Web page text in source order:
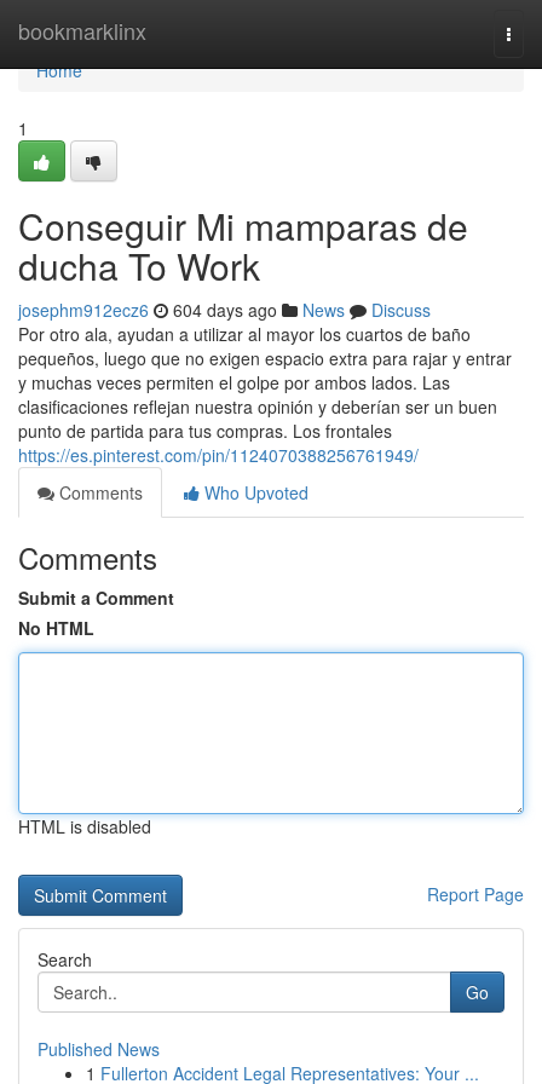
bookmarklinx
Home
Home
1
Conseguir Mi mamparas de
ducha To Work
josephm912ecz6 604 days ago News
Discuss
Por otro ala, ayudan a utilizar al mayor los cuartos de baño
pequeños, luego que no exigen espacio extra para rajar y entrar
y muchas veces permiten el golpe por ambos lados. Las
clasificaciones reflejan nuestra opinión y deberían ser un buen
punto de partida para tus compras. Los frontales
https://es.pinterest.com/pin/1124070388256761949/
Comments
Who Upvoted
Comments
Submit a Comment
No HTML
HTML is disabled
Report Page
Search
Go
Published News
1 Fullerton Accident Legal Representatives: Your ...